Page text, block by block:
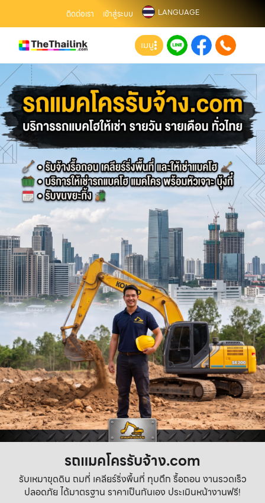
ติดต่อเรา เข้าสู่ระบบ LANGUAGE
เมนู
รถแมคโครรับจ้าง.com
รับเหมาขุดดิน ถมที่ เคลียร์ริ่งพื้นที่ ทุบตึก รื้อถอน งานรวดเร็ว
ปลอดภัย ได้มาตรฐาน ราคาเป็นกันเอง ประเมินหน้างานฟรี!